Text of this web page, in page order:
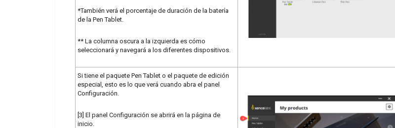
*También verá el porcentaje de duración de la batería
de la Pen Tablet.
** La columna oscura a la izquierda es cómo
seleccionará y navegará a los diferentes dispositivos.
Si tiene el paquete Pen Tablet o el paquete de edición
especial, esto es lo que verá cuando abra el panel
Configuración.
[3] El panel Configuración se abrirá en la página de
inicio.